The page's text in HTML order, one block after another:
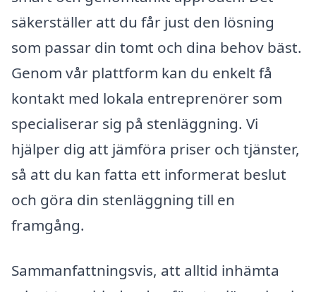
säkerställer att du får just den lösning
som passar din tomt och dina behov bäst.
Genom vår plattform kan du enkelt få
kontakt med lokala entreprenörer som
specialiserar sig på stenläggning. Vi
hjälper dig att jämföra priser och tjänster,
så att du kan fatta ett informerat beslut
och göra din stenläggning till en
framgång.
Sammanfattningsvis, att alltid inhämta